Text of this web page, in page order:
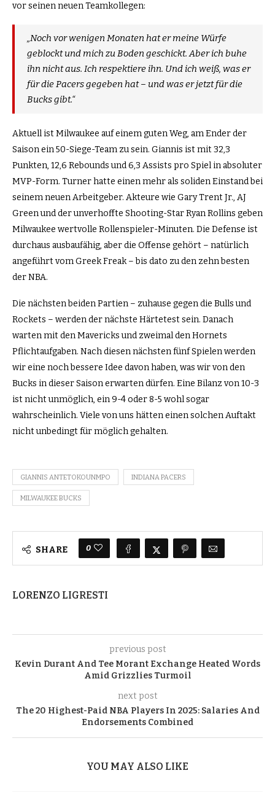
vor seinen neuen Teamkollegen:
„Noch vor wenigen Monaten hat er meine Würfe
geblockt und mich zu Boden geschickt. Aber ich buhe
ihn nicht aus. Ich respektiere ihn. Und ich weiß, was er
für die Pacers gegeben hat – und was er jetzt für die
Bucks gibt.“
Aktuell ist Milwaukee auf einem guten Weg, am Ender der
Saison ein 50-Siege-Team zu sein. Giannis ist mit 32,3
Punkten, 12,6 Rebounds und 6,3 Assists pro Spiel in absoluter
MVP-Form. Turner hatte einen mehr als soliden Einstand bei
seinem neuen Arbeitgeber. Akteure wie Gary Trent Jr., AJ
Green und der unverhoffte Shooting-Star Ryan Rollins geben
Milwaukee wertvolle Rollenspieler-Minuten. Die Defense ist
durchaus ausbaufähig, aber die Offense gehört – natürlich
angeführt vom Greek Freak – bis dato zu den zehn besten
der NBA.
Die nächsten beiden Partien – zuhause gegen die Bulls und
Rockets – werden der nächste Härtetest sein. Danach
warten mit den Mavericks und zweimal den Hornets
Pflichtaufgaben. Nach diesen nächsten fünf Spielen werden
wir eine noch bessere Idee davon haben, was wir von den
Bucks in dieser Saison erwarten dürfen. Eine Bilanz von 10-3
ist nicht unmöglich, ein 9-4 oder 8-5 wohl sogar
wahrscheinlich. Viele von uns hätten einen solchen Auftakt
nicht unbedingt für möglich gehalten.
GIANNIS ANTETOKOUNMPO INDIANA PACERS
MILWAUKEE BUCKS
SHARE 0
LORENZO LIGRESTI
previous post
Kevin Durant And Tee Morant Exchange Heated Words
Amid Grizzlies Turmoil
next post
The 20 Highest-Paid NBA Players In 2025: Salaries And
Endorsements Combined
YOU MAY ALSO LIKE